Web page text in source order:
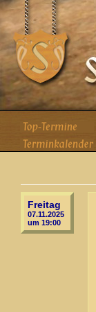
Freitag
07.11.2025
um 19:00